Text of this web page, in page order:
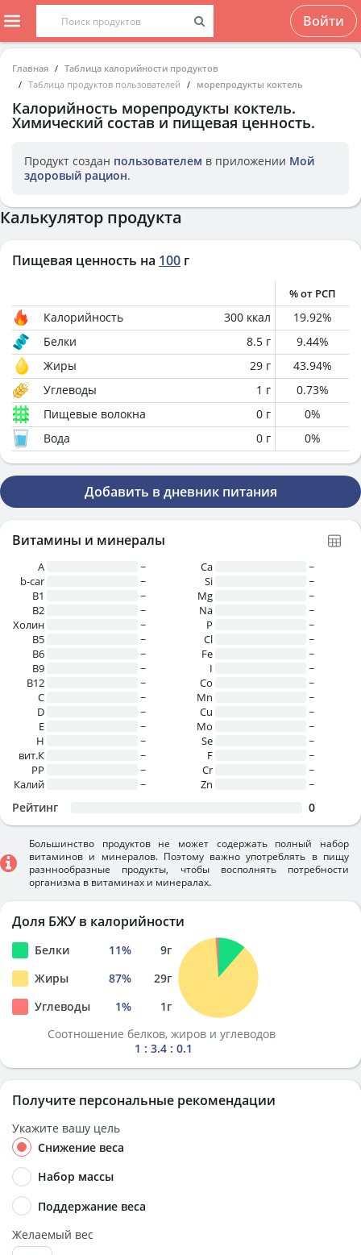
Войти
Главная
Таблица калорийности продуктов
Таблица продуктов пользователей
морепродукты коктель
Калорийность морепродукты коктель.
Химический состав и пищевая ценность.
Продукт создан пользователем в приложении Мой
здоровый рацион.
Калькулятор продукта
Пищевая ценность на 100 г
% от РСП
Калорийность 300 ккал 19.92%
Белки
8.5 г 9.44%
Жиры
29 г 43.94%
Углеводы
1 г 0.73%
Пищевые волокна
0 г 0%
Вода
0 г 0%
Добавить в дневник питания
Витамины и минералы
A
~
b-car
~
В1
~
B2
~
Холин
~
B5
~
B6
~
B9
~
B12
~
C
~
D
~
E
~
H
~
вит.К
~
PP
~
Калий
~
Ca
~
Si
~
Mg
~
Na
~
P
~
Cl
~
Fe
~
I
~
Co
~
Mn
~
Cu
~
Mo
~
Se
~
F
~
Cr
~
Zn
~
Рейтинг 0
Большинство продуктов не может содержать полный набор
витаминов и минералов. Поэтому важно употреблять в пищу
разннообразные продукты, чтобы восполнять потребности
организма в витаминах и минералах.
Доля БЖУ в калорийности
Белки 11% 9г
Жиры
87% 29г
Углеводы
1% 1г
Соотношение белков, жиров и углеводов
1 : 3.4 : 0.1
Получите персональные рекомендации
Укажите вашу цель
Снижение веса
Набор массы
Поддержание веса
Желаемый вес